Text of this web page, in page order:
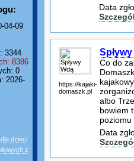
04-09
3344
8386
0
2026-
dzieci
z
Data
https://kajaki-
domaszk.pl
Co do
albo
bowiem
poziomu
Data